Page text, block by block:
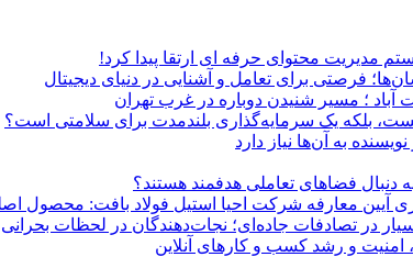
مدیریت محتوای حرفه ای ارتقا پیدا کرد!
فرصتی برای تعامل و آشنایی در دنیای دیجیتال
؛ مسیر شنیدن دوباره در غرب تهران
بلکه یک سرمایه‌گذاری بلندمدت برای سلامتی است؟
به دنبال فضاهای تعاملی هدفمند هستند؟
آیین معارفه شرکت احیا استیل فولاد بافت:
در تصادفات جاده‌ای؛ نجات‌دهندگان در لحظات بحرانی
امنیت و رشد کسب‌ و کارهای آنلاین